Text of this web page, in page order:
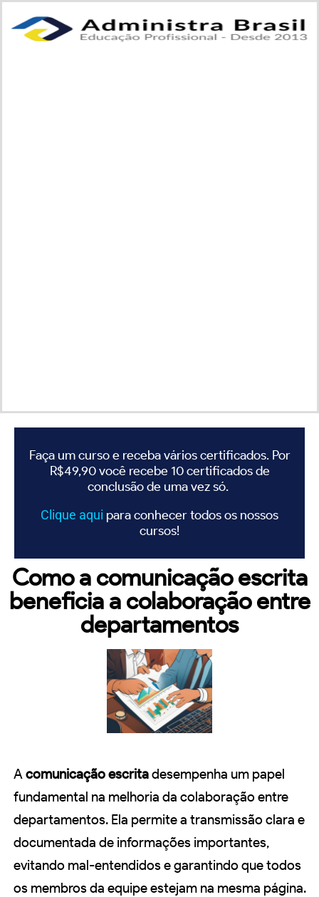
Faça um curso e receba vários certificados. Por
R$49,90 você recebe 10 certificados de
conclusão de uma vez só.
Clique aqui para conhecer todos os nossos
cursos!
Como a comunicação escrita
beneficia a colaboração entre
departamentos
Acomunicação escritadesempenha um papel
fundamental na melhoria da colaboração entre
departamentos. Ela permite a transmissão clara e
documentada de informações importantes,
evitando mal-entendidos e garantindo que todos
os membros da equipe estejam na mesma página.